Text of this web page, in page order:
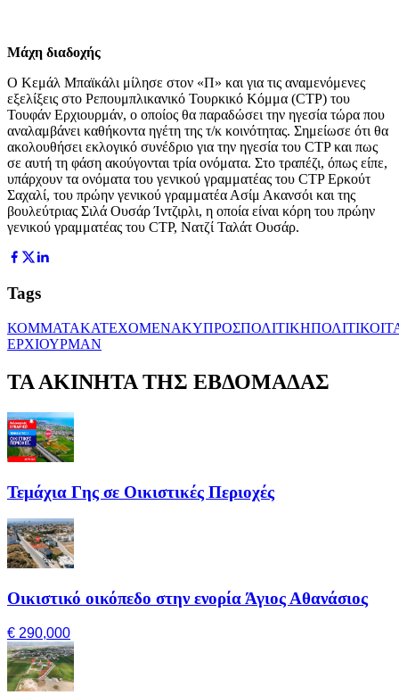
Μάχη διαδοχής
Ο Κεμάλ Μπαϊκάλι μίλησε στον «Π» και για τις αναμενόμενες
εξελίξεις στο Ρεπουμπλικανικό Τουρκικό Κόμμα (CTP) του
Τουφάν Ερχιουρμάν, ο οποίος θα παραδώσει την ηγεσία τώρα που
αναλαμβάνει καθήκοντα ηγέτη της τ/κ κοινότητας. Σημείωσε ότι θα
ακολουθήσει εκλογικό συνέδριο για την ηγεσία του CTP και πως
σε αυτή τη φάση ακούγονται τρία ονόματα. Στο τραπέζι, όπως είπε,
υπάρχουν τα ονόματα του γενικού γραμματέας του CTP Ερκούτ
Σαχαλί, του πρώην γενικού γραμματέα Ασίμ Ακανσόι και της
βουλεύτριας Σιλά Ουσάρ Ίντζιρλι, η οποία είναι κόρη του πρώην
γενικού γραμματέας του CTP, Νατζί Ταλάτ Ουσάρ.
Tags
ΚΟΜΜΑΤΑΚΑΤΕΧΟΜΕΝΑΚΥΠΡΟΣΠΟΛΙΤΙΚΗΠΟΛΙΤΙΚΟΙ
ΕΡΧΙΟΥΡΜΑΝ
ΤΑ ΑΚΙΝΗΤΑ ΤΗΣ ΕΒΔΟΜΑΔΑΣ
Τεμάχια Γης σε Οικιστικές Περιοχές
Οικιστικό οικόπεδο στην ενορία Άγιος Αθανάσιος
€ 290,000